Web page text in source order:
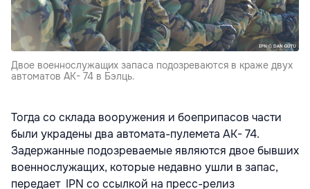
Двое военнослужащих запаса подозреваются в краже двух
автоматов АК- 74 в Бэлць.
Тогда со склада вооружения и боеприпасов части
были украдены два автомата-пулемета АК- 74.
Задержанные подозреваемые являются двое бывших
военнослужащих, которые недавно ушли в запас,
передает IPN со ссылкой на пресс-релиз